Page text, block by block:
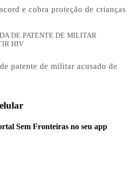
e cobra proteção de crianças
patente de militar acusado de
Sem Fronteiras no seu app